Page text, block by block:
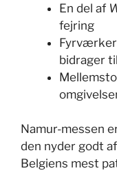
En del af
fejring
bidrager
Namur-messen
den nyder godt
Belgiens mest